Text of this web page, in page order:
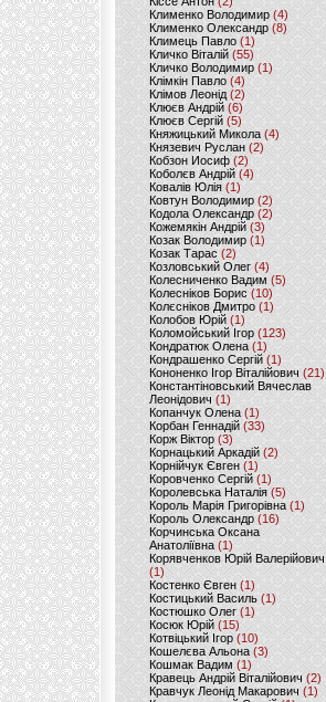
Клименко Володимир(4)
Клименко Олександр (8)
Климець Павло (1)
Кличко Віталій(55)
Кличко Володимир (1)
Клімкін Павло (4)
Клімов Леонід(2)
Клюєв Андрій(6)
Клюєв Сергій (5)
Княжицький Микола(4)
Князевич Руслан (2)
Кобзон Иосиф(2)
Коболєв Андрій (4)
Ковалів Юлія(1)
Ковтун Володимир (2)
Кодола Олександр (2)
Кожемякін Андрій (3)
Козак Володимир (1)
Козак Тарас (2)
Козловський Олег(4)
Колесниченко Вадим (5)
Колесніков Борис (10)
Колєсніков Дмитро (1)
Колобов Юрій (1)
Коломойський Ігор (123)
Кондратюк Олена(1)
Кондрашенко Сергій (1)
Кононенко Ігор Віталійович (21)
Константіновський Вячеслав
Леонідович (1)
Копанчук Олена (1)
Корбан Геннадій (33)
Корж Віктор (3)
Корнацький Аркадій (2)
Корнійчук Євген (1)
Коровченко Сергій (1)
Королевська Наталія(5)
Король Марія Григорівна (1)
Король Олександр (16)
Корчинська Оксана
Анатоліївна (1)
Корявченков Юрій Валерійович
(1)
Костенко Євген (1)
Костицький Василь (1)
Костюшко Олег (1)
Косюк Юрій (15)
Котвіцький Ігор (10)
Кошелєва Альона(3)
Кошмак Вадим (1)
Кравець Андрій Віталійович (2)
Кравчук Леонід Макарович (1)